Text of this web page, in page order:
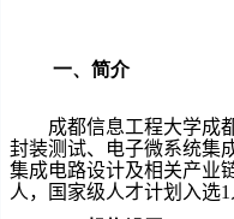
一、简介
成都信息工程大学成
封装测试、电子微系统集
集成电路设计及相关产业
人，国家级人才计划入选1